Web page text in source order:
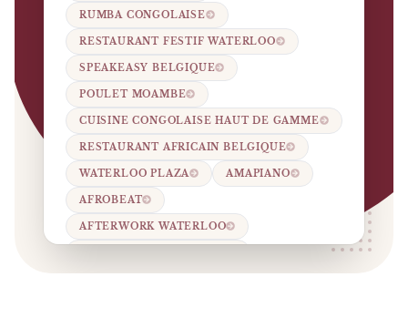
RUMBA CONGOLAISE
RESTAURANT FESTIF WATERLOO
SPEAKEASY BELGIQUE
POULET MOAMBE
CUISINE CONGOLAISE HAUT DE GAMME
RESTAURANT AFRICAIN BELGIQUE
WATERLOO PLAZA AMAPIANO
AFROBEAT
AFTERWORK WATERLOO